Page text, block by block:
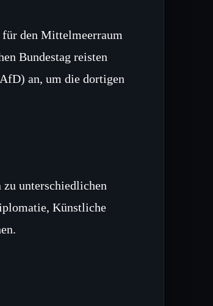
für den Mittelmeerraum
Bundestag reisten
an, um die dortigen
zu unterschiedlichen
Künstliche